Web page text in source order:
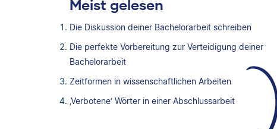
Meist gelesen
Die Diskussion deiner Bachelorarbeit schreiben
Die perfekte Vorbereitung zur Verteidigung deiner
Bachelorarbeit
Zeitformen in wissenschaftlichen Arbeiten
‚Verbotene‘ Wörter in einer Abschlussarbeit